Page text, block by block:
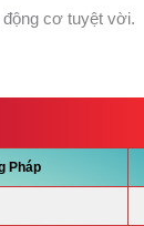
cơ tuyệt vời.
Pháp